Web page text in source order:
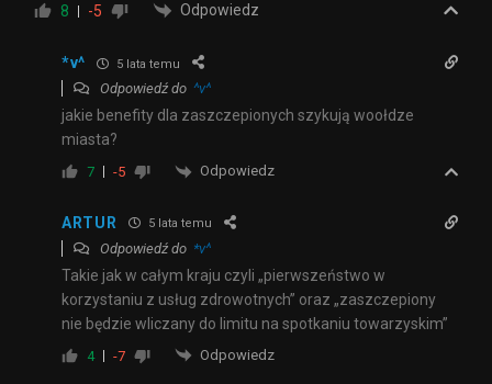
8 -5 Odpowiedz
*v^ 5 lata temu
Odpowiedź do ^v^
jakie benefity dla zaszczepionych szykują woołdze
miasta?
7 -5 Odpowiedz
ARTUR 5 lata temu
Odpowiedź do *v^
Takie jak w całym kraju czyli „pierwszeństwo w
korzystaniu z usług zdrowotnych” oraz „zaszczepiony
nie będzie wliczany do limitu na spotkaniu towarzyskim”
4 -7 Odpowiedz